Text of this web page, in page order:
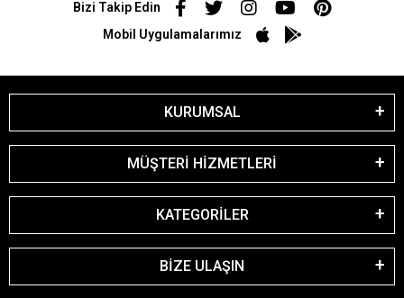
Bizi Takip Edin
Mobil Uygulamalarımız
KURUMSAL
MÜŞTERİ HİZMETLERİ
KATEGORİLER
BİZE ULAŞIN